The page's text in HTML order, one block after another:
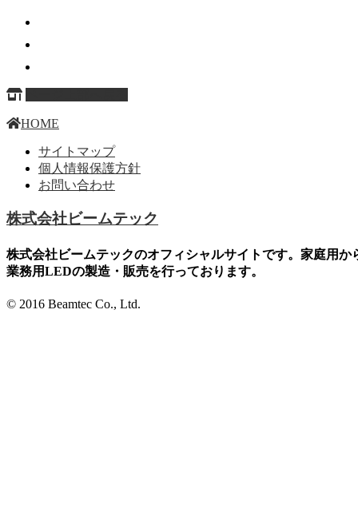
HOME
サイトマップ
個人情報保護方針
お問い合わせ
株式会社ビームテック
株式会社ビームテックのオフィシャルサイトです。家庭用か
業務用LEDの製造・販売を行っております。
© 2016 Beamtec Co., Ltd.